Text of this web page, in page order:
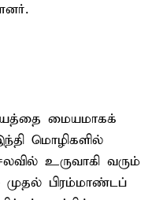
மையமாகக்
மொழிகளில்
உருவாகி வரும்
முதல் பிரம்மாண்டப்